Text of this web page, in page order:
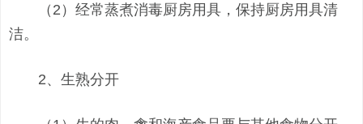
（2）经常蒸煮消毒厨房用具，保持厨房用具清
洁。
2、生熟分开